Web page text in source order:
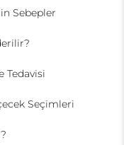
Sebepler
Tedavisi
Seçimleri